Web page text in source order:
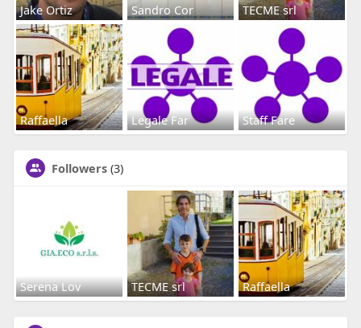
Jake Ortiz Sandro Cor TECME srl
Raffaella Legale Far Staff Fare
Followers (3)
Serena Lov TECME srl Raffaella